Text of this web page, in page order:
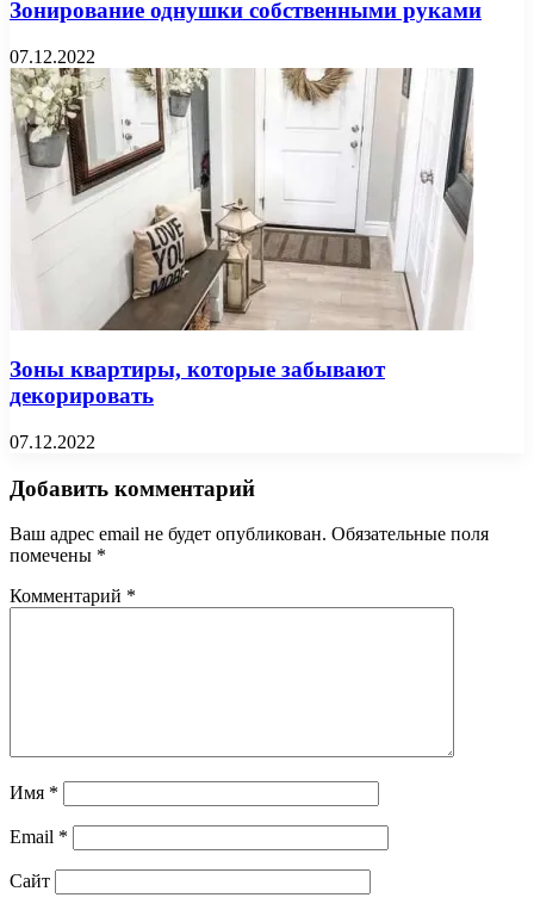
Зонирование однушки собственными руками
07.12.2022
Зоны квартиры, которые забывают
декорировать
07.12.2022
Добавить комментарий
Ваш адрес email не будет опубликован. Обязательные поля
помечены *
Комментарий *
Имя *
Email *
Сайт